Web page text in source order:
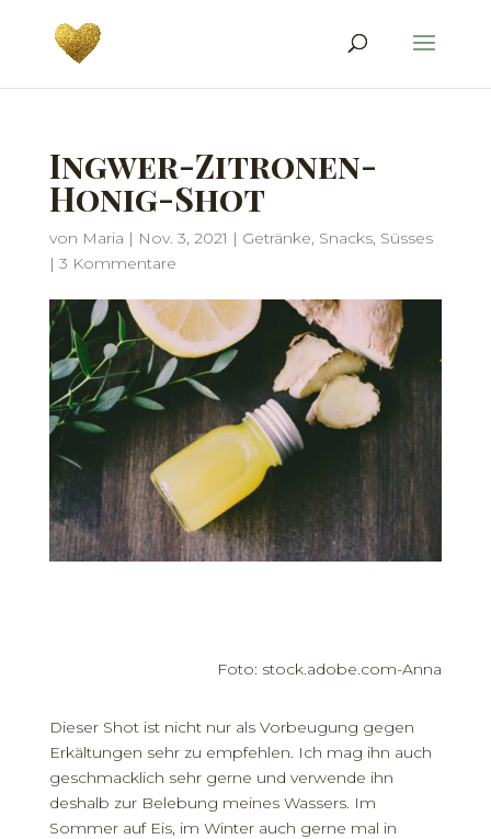
Ingwer-Zitronen-
Honig-Shot
von Maria | Nov. 3, 2021 | Getränke, Snacks, Süsses
| 3 Kommentare
Foto: stock.adobe.com-Anna
Dieser Shot ist nicht nur als Vorbeugung gegen
Erkältungen sehr zu empfehlen. Ich mag ihn auch
geschmacklich sehr gerne und verwende ihn
deshalb zur Belebung meines Wassers. Im
Sommer auf Eis, im Winter auch gerne mal in